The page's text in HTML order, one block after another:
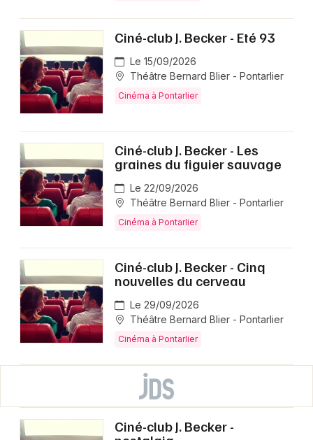
Ciné-club J. Becker - Eté 93
Le 15/09/2026
Théâtre Bernard Blier - Pontarlier
Cinéma à Pontarlier
Ciné-club J. Becker - Les
graines du figuier sauvage
Le 22/09/2026
Théâtre Bernard Blier - Pontarlier
Cinéma à Pontarlier
Ciné-club J. Becker - Cinq
nouvelles du cerveau
Le 29/09/2026
Théâtre Bernard Blier - Pontarlier
Cinéma à Pontarlier
Ciné-club J. Becker -